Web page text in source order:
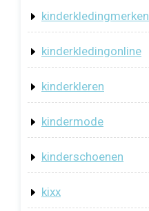
kinderkledingmerken
kinderkledingonline
kinderkleren
kindermode
kinderschoenen
kixx